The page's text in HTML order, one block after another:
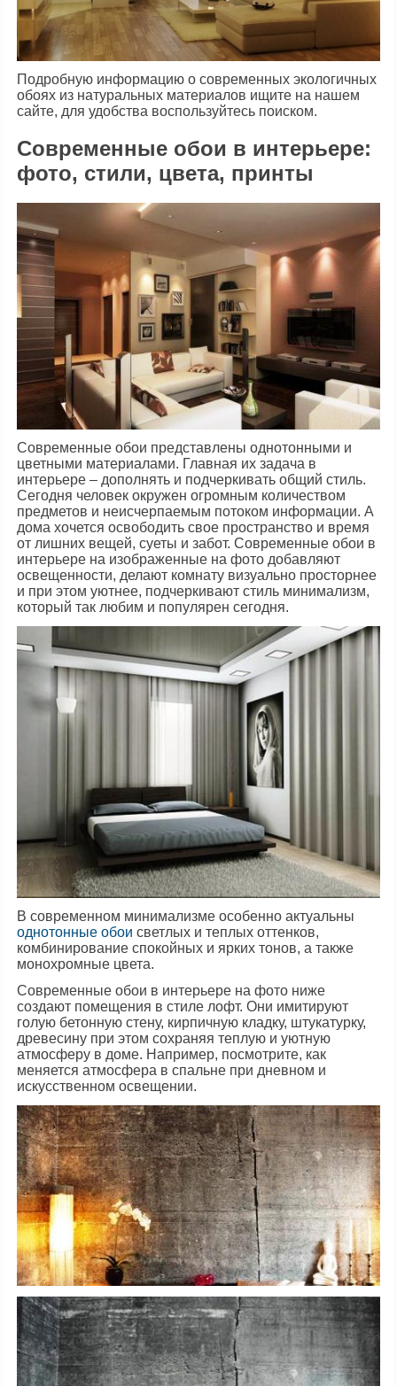
Подробную информацию о современных экологичных
обоях из натуральных материалов ищите на нашем
сайте, для удобства воспользуйтесь поиском.
Современные обои в интерьере:
фото, стили, цвета, принты
Современные обои представлены однотонными и
цветными материалами. Главная их задача в
интерьере – дополнять и подчеркивать общий стиль.
Сегодня человек окружен огромным количеством
предметов и неисчерпаемым потоком информации. А
дома хочется освободить свое пространство и время
от лишних вещей, суеты и забот. Современные обои в
интерьере на изображенные на фото добавляют
освещенности, делают комнату визуально просторнее
и при этом уютнее, подчеркивают стиль минимализм,
который так любим и популярен сегодня.
В современном минимализме особенно актуальны
однотонные обои светлых и теплых оттенков,
комбинирование спокойных и ярких тонов, а также
монохромные цвета.
Современные обои в интерьере на фото ниже
создают помещения в стиле лофт. Они имитируют
голую бетонную стену, кирпичную кладку, штукатурку,
древесину при этом сохраняя теплую и уютную
атмосферу в доме. Например, посмотрите, как
меняется атмосфера в спальне при дневном и
искусственном освещении.